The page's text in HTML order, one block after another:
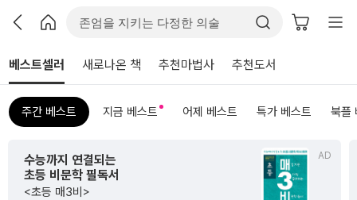
베스트셀러 새로나온 책 추천마법사 추천도서
주간 베스트 지금 베스트 어제 베스트 특가 베스트 북플
AD
수능까지 연결되는
초등 비문학 필독서
<초등 매3비>